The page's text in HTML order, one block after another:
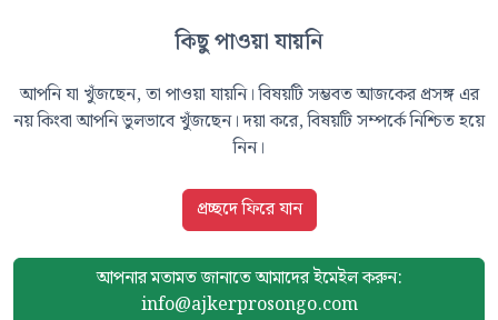
কিছু পাওয়া যায়নি
আপনি যা খুঁজছেন, তা পাওয়া যায়নি। বিষয়টি সম্ভবত আজকের প্রসঙ্গ এর
নয় কিংবা আপনি ভুলভাবে খুঁজছেন। দয়া করে, বিষয়টি সম্পর্কে নিশ্চিত হয়ে
নিন।
প্রচ্ছদে ফিরে যান
আপনার মতামত জানাতে আমাদেরইমেইল করুন:
info@ajkerprosongo.com